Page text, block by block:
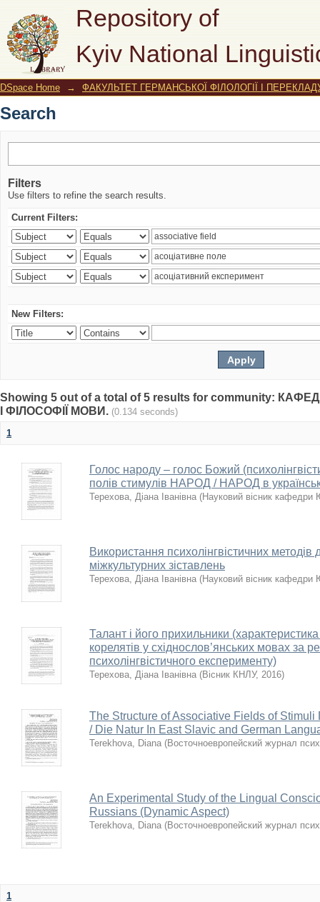
Repository of
Kyiv National
Search
DSpace Home → ФАКУЛЬТЕТ ГЕРМАНСЬКОЇ ФІЛОЛОГІЇ І
Search
Filters
Use filters to refine the search results.
Current Filters:
New Filters:
Showing 5 out of a total of 5 results for community:
І ФІЛОСОФІЇ МОВИ. (0.134 seconds)
1
Голос народу – голос Божий
полів стимулів НАРОД / НАРОД в
Терехова, Діана Іванівна (Науковий вісник
Використання психолінгвістичних
міжкультурних зіставлень
Терехова, Діана Іванівна (Науковий вісник
Талант і його прихильники
корелятів у східнослов’янських мовах за
психолінгвістичного експерименту)
Терехова, Діана Іванівна (Вісник КНЛУ, 2016)
The Structure оf Associative Fields оf
/ Die Natur In East Slavic аnd German
Terekhova, Diana (Восточноевропейский журнал
An Experimental Study оf the Lingual
Russians (Dynamic Aspect)
Terekhova, Diana (Восточноевропейский журнал
1